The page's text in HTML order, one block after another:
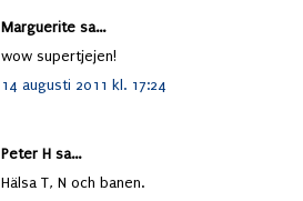
Marguerite sa...
wow supertjejen!
14 augusti 2011 kl. 17:24
Peter H sa...
Hälsa T, N och banen.